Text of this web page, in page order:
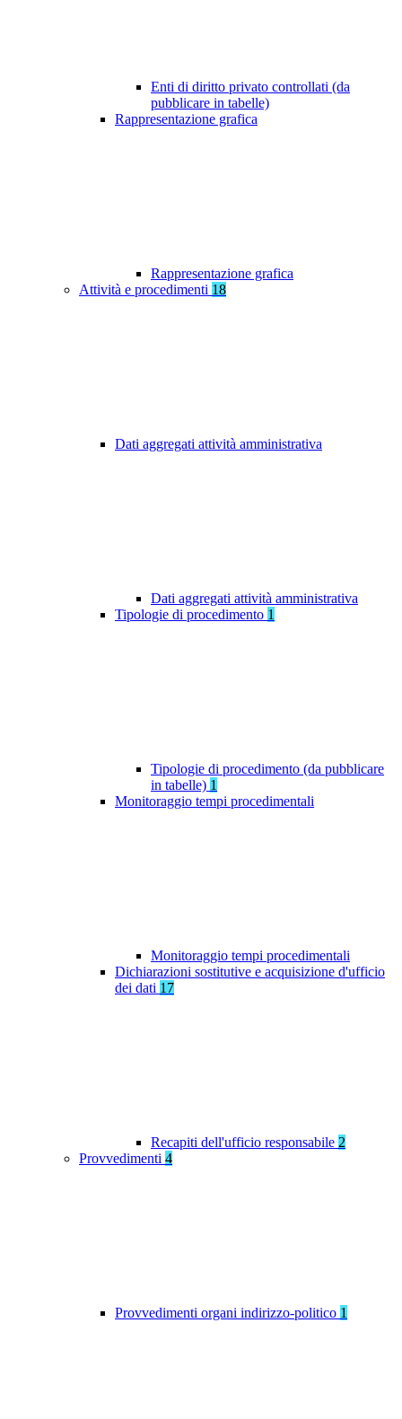
Enti di diritto privato controllati (da
pubblicare in tabelle)
Rappresentazione grafica
Rappresentazione grafica
Attività e procedimenti 18
Dati aggregati attività amministrativa
Dati aggregati attività amministrativa
Tipologie di procedimento 1
Tipologie di procedimento (da pubblicare
in tabelle) 1
Monitoraggio tempi procedimentali
Monitoraggio tempi procedimentali
Dichiarazioni sostitutive e acquisizione d'ufficio
dei dati 17
Recapiti dell'ufficio responsabile 2
Provvedimenti 4
Provvedimenti organi indirizzo-politico 1